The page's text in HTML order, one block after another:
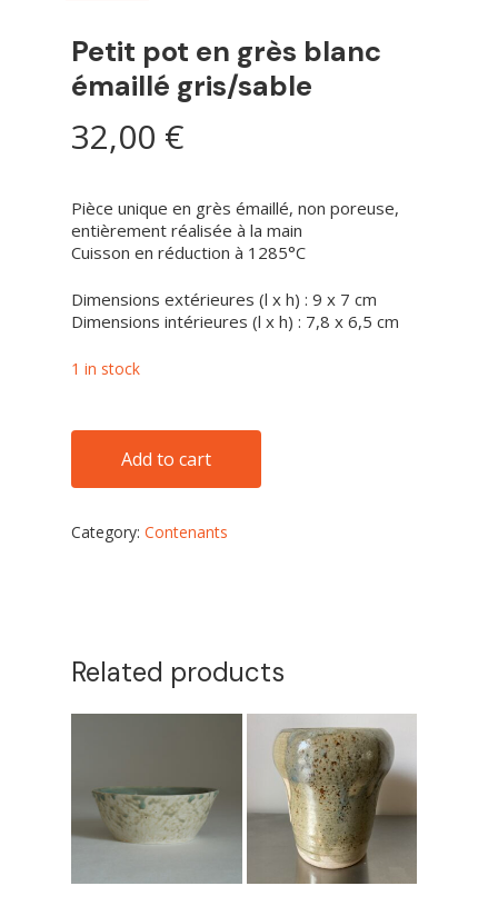
No products in the cart.
Go to shop
Petit pot en grès blanc
émaillé gris/sable
32,00 €
Pièce unique en grès émaillé, non poreuse,
entièrement réalisée à la main
Cuisson en réduction à 1285°C
Dimensions extérieures (l x h) : 9 x 7 cm
Dimensions intérieures (l x h) : 7,8 x 6,5 cm
1 in stock
Add to cart
Category: Contenants
Related products